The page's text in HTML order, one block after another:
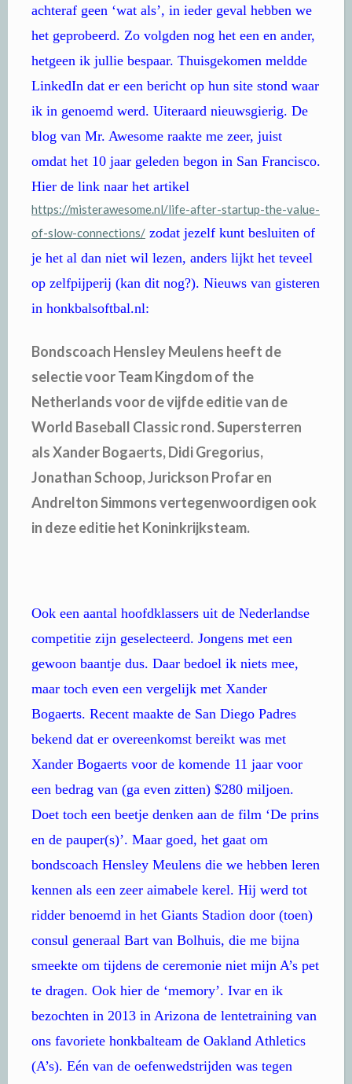
achteraf geen ‘wat als’, in ieder geval hebben we
het geprobeerd. Zo volgden nog het een en ander,
hetgeen ik jullie bespaar. Thuisgekomen meldde
LinkedIn dat er een bericht op hun site stond waar
ik in genoemd werd. Uiteraard nieuwsgierig. De
blog van Mr. Awesome raakte me zeer, juist
omdat het 10 jaar geleden begon in San Francisco.
Hier de link naar het artikel
https://misterawesome.nl/life-after-startup-the-value-
of-slow-connections/ zodat jezelf kunt besluiten of
je het al dan niet wil lezen, anders lijkt het teveel
op zelfpijperij (kan dit nog?). Nieuws van gisteren
in honkbalsoftbal.nl:
Bondscoach Hensley Meulens heeft de
selectie voor Team Kingdom of the
Netherlands voor de vijfde editie van de
World Baseball Classic rond. Supersterren
als Xander Bogaerts, Didi Gregorius,
Jonathan Schoop, Jurickson Profar en
Andrelton Simmons vertegenwoordigen ook
in deze editie het Koninkrijksteam.
Ook een aantal hoofdklassers uit de Nederlandse
competitie zijn geselecteerd. Jongens met een
gewoon baantje dus. Daar bedoel ik niets mee,
maar toch even een vergelijk met Xander
Bogaerts. Recent maakte de San Diego Padres
bekend dat er overeenkomst bereikt was met
Xander Bogaerts voor de komende 11 jaar voor
een bedrag van (ga even zitten) $280 miljoen.
Doet toch een beetje denken aan de film ‘De prins
en de pauper(s)’. Maar goed, het gaat om
bondscoach Hensley Meulens die we hebben leren
kennen als een zeer aimabele kerel. Hij werd tot
ridder benoemd in het Giants Stadion door (toen)
consul generaal Bart van Bolhuis, die me bijna
smeekte om tijdens de ceremonie niet mijn A’s pet
te dragen. Ook hier de ‘memory’. Ivar en ik
bezochten in 2013 in Arizona de lentetraining van
ons favoriete honkbalteam de Oakland Athletics
(A’s). Eén van de oefenwedstrijden was tegen